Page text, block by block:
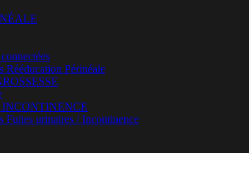
Rééducation Périnéale
Fuites urinaires / Incontinence